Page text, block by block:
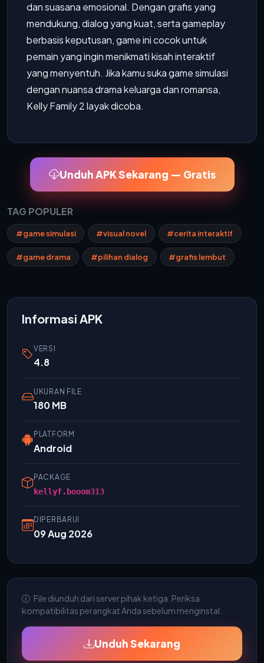
dan suasana emosional. Dengan grafis yang
mendukung, dialog yang kuat, serta gameplay
berbasis keputusan, game ini cocok untuk
pemain yang ingin menikmati kisah interaktif
yang menyentuh. Jika kamu suka game simulasi
dengan nuansa drama keluarga dan romansa,
Kelly Family 2 layak dicoba.
Unduh APK Sekarang — Gratis
TAG POPULER
#game simulasi #visual novel #cerita interaktif
#game drama #pilihan dialog #grafis lembut
Informasi APK
VERSI
4.8
UKURAN FILE
180 MB
PLATFORM
Android
PACKAGE
kellyf.booom313
DIPERBARUI
09 Aug 2026
File diunduh dari server pihak ketiga. Periksa
kompatibilitas perangkat Anda sebelum menginstal.
Unduh Sekarang